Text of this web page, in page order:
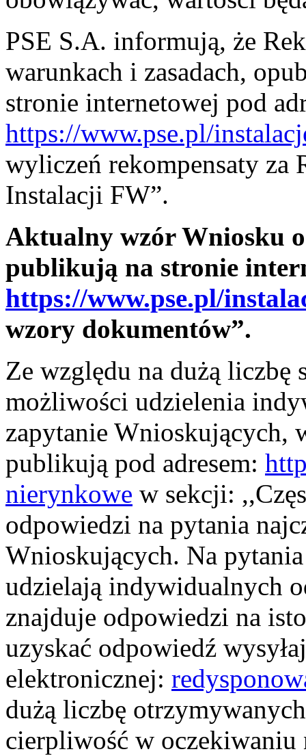
PSE S.A. informują, że
warunkach i zasadach,
stronie internetowej pod
https://www.pse.pl/
wyliczeń rekompensaty za
Instalacji FW”.
Aktualny wzór Wniosku
publikują na stronie
https://www.pse.pl/
wzory dokumentów”.
Ze względu na dużą liczbę
możliwości udzielenia
zapytanie Wnioskujących,
publikują pod adresem:
nierynkowe w sekcji:
odpowiedzi na pytania
Wnioskujących. Na
udzielają indywidualnych
znajduje odpowiedzi na
uzyskać odpowiedź
elektronicznej:
dużą liczbę
cierpliwość w oczekiwaniu